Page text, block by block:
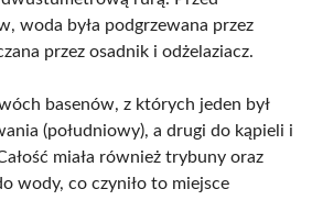
woda była podgrzewana przez
przez osadnik i odżelaziacz.
basenów, z których jeden był
(południowy), a drugi do kąpieli i
miała również trybuny oraz
wody, co czyniło to miejsce